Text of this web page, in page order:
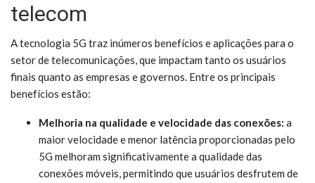
telecom
A tecnologia 5G traz inúmeros benefícios e aplicações para o
setor de telecomunicações, que impactam tanto os usuários
finais quanto as empresas e governos. Entre os principais
benefícios estão:
Melhoria na qualidade e velocidade das conexões: a
maior velocidade e menor latência proporcionadas pelo
5G melhoram significativamente a qualidade das
conexões móveis, permitindo que usuários desfrutem de